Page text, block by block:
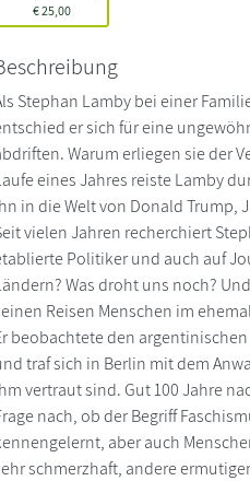
€25,00
Stephan Lamby bei einer
er sich für eine
Warum erliegen sie der
eines Jahres reiste Lamby
in die Welt von Donald Trump,
vielen Jahren recherchiert
Politiker und auch auf
Was droht uns noch?
Reisen Menschen im
beobachtete den
traf sich in Berlin mit dem
vertraut sind. Gut 100 Jahre
nach, ob der Begriff
aber auch
schmerzhaft, andere